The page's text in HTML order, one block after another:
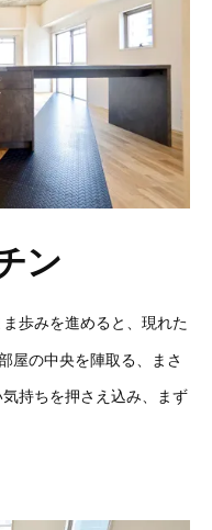
ン
歩みを進めると、現れた
屋の中央を陣取る、まさ
持ちを押さえ込み、まず